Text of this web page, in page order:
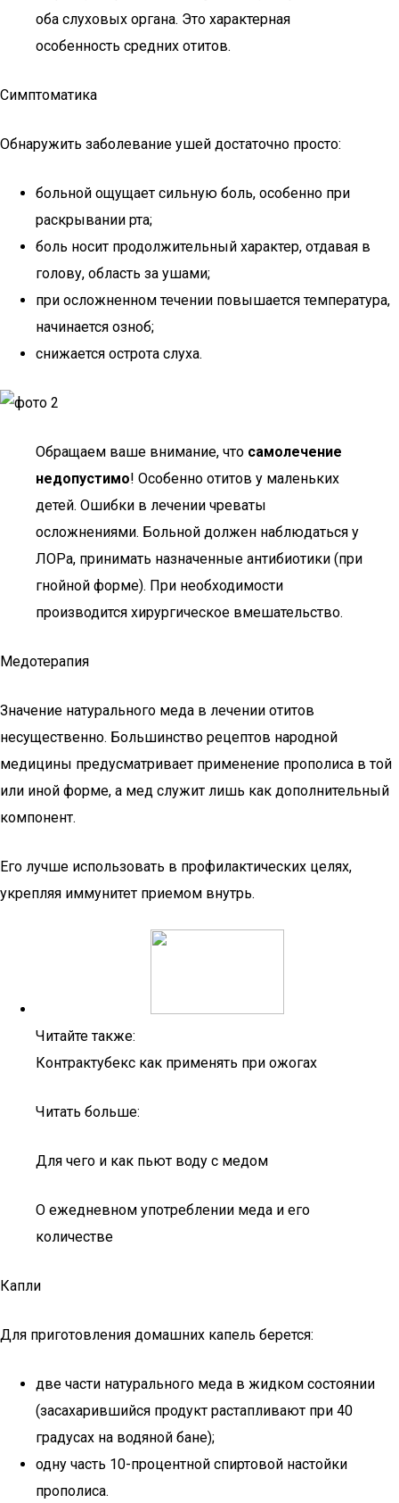
оба слуховых органа. Это характерная
особенность средних отитов.
Симптоматика
Обнаружить заболевание ушей достаточно просто:
больной ощущает сильную боль, особенно при
раскрывании рта;
боль носит продолжительный характер, отдавая в
голову, область за ушами;
при осложненном течении повышается температура,
начинается озноб;
снижается острота слуха.
Обращаем ваше внимание, что самолечение
недопустимо! Особенно отитов у маленьких
детей. Ошибки в лечении чреваты
осложнениями. Больной должен наблюдаться у
ЛОРа, принимать назначенные антибиотики (при
гнойной форме). При необходимости
производится хирургическое вмешательство.
Медотерапия
Значение натурального меда в лечении отитов
несущественно. Большинство рецептов народной
медицины предусматривает применение прополиса в той
или иной форме, а мед служит лишь как дополнительный
компонент.
Его лучше использовать в профилактических целях,
укрепляя иммунитет приемом внутрь.
Читайте также:
Контрактубекс как применять при ожогах
Читать больше:
Для чего и как пьют воду с медом
О ежедневном употреблении меда и его
количестве
Капли
Для приготовления домашних капель берется:
две части натурального меда в жидком состоянии
(засахарившийся продукт растапливают при 40
градусах на водяной бане);
одну часть 10-процентной спиртовой настойки
прополиса.